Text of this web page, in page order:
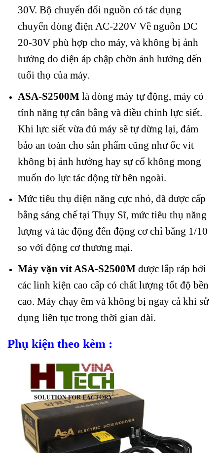
30V. Bộ chuyển đổi nguồn có tác dụng
chuyển dòng điện AC-220V Về nguồn DC
20-30V phù hợp cho máy, và không bị ảnh
hưởng do điện áp chập chờn ảnh hưởng đến
tuổi thọ của máy.
ASA-S2500Mlà dòng máy tự động, máy có
tính năng tự cân bằng và điều chỉnh lực siết.
Khi lực siết vừa đủ máy sẽ tự dừng lại, đảm
bảo an toàn cho sản phẩm cũng như ốc vít
không bị ảnh hưởng hay sự cố không mong
muốn do lực tác động từ bên ngoài.
Mức tiêu thụ điện năng cực nhỏ, đã được cấp
bằng sáng chế tại Thụy Sĩ, mức tiêu thụ năng
lượng và tác động đến động cơ chỉ bằng 1/10
so với động cơ thương mại.
Máy vặn vít ASA-S2500Mđược lắp ráp bởi
các linh kiện cao cấp có chất lượng tốt độ bền
cao. Máy chạy êm và không bị ngay cả khi sử
dụng liên tục trong thời gian dài.
Phụ kiện theo kèm :